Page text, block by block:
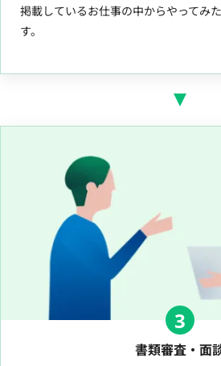
掲載しているお仕事の中からやってみ
す。
3
書類審査・面